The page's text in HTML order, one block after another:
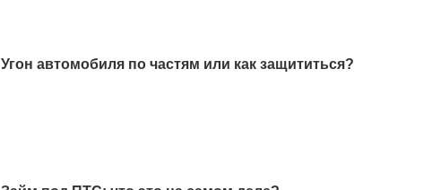
Угон автомобиля по частям или как защититься?